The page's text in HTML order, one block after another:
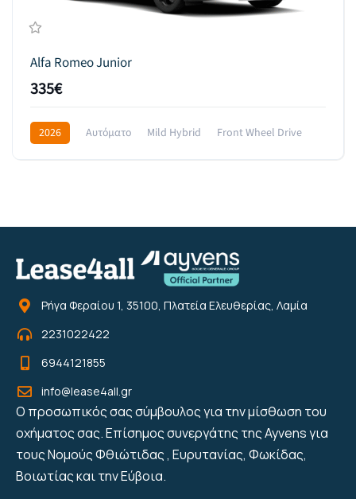
Alfa Romeo Junior
335€
2026 Αυτόματο Mild Hybrid
Front Wheel Drive
Ρήγα Φεραίου 1, 35100, Πλατεία Ελευθερίας, Λαμία
2231022422
6944121855
info@lease4all.gr
Ο προσωπικός σας σύμβουλος για την μίσθωση του
οχήματος σας. Επίσημος συνεργάτης της Ayvens για
τους Νομούς Φθιώτιδας , Ευρυτανίας, Φωκίδας,
Βοιωτίας και την Εύβοια.